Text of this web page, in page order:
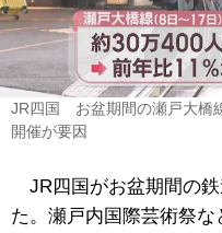
JR四国 お盆期間の瀬戸大
開催が要因
JR四国がお盆期間の
た。瀬戸内国際芸術祭